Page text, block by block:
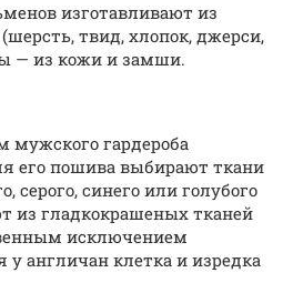
изготавливают из
твид, хлопок, джерси,
— из кожи и замши.
гардероба
его пошива выбирают ткани
серого, синего или голубого
из гладкокрашеных тканей
исключением
у англичан клетка и изредка